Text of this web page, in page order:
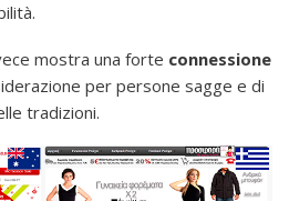
mostra una forte connessione
per persone sagge e di
tradizioni.